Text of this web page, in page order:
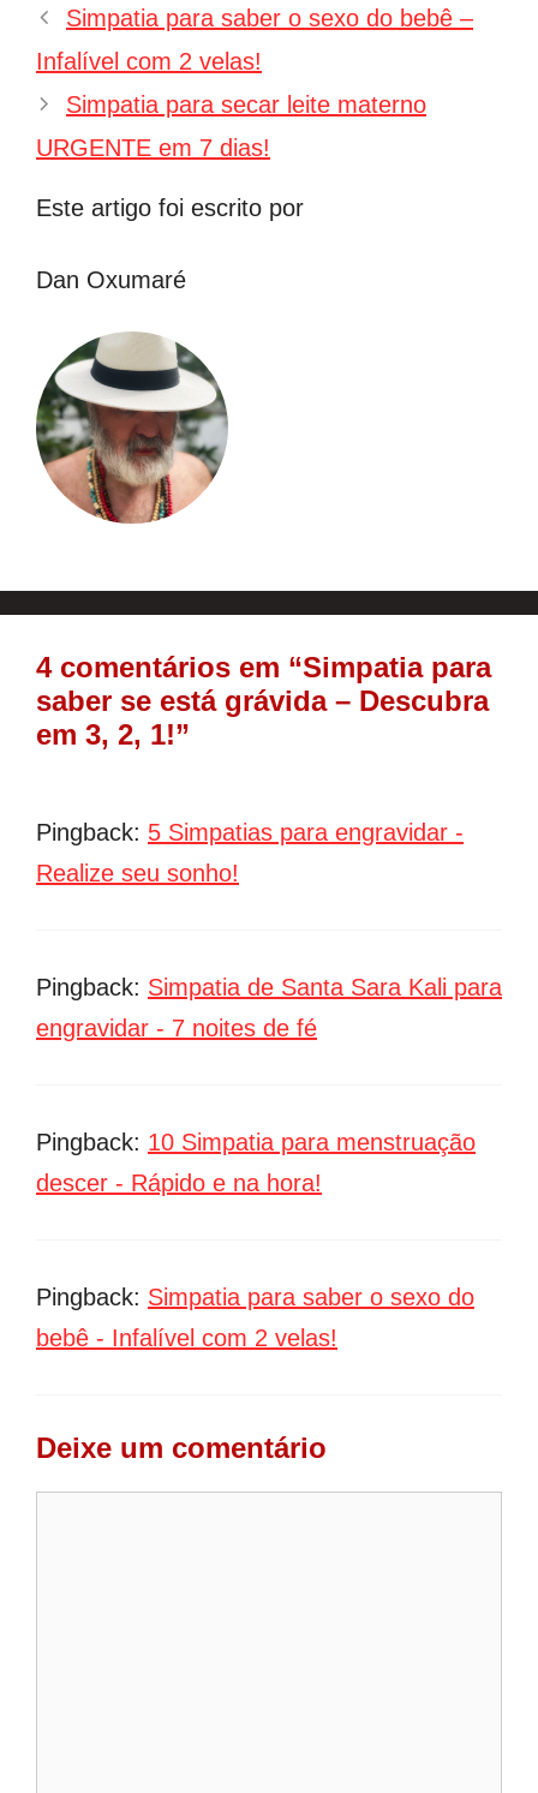
Navegação
de
Simpatia para saber o sexo do bebê –
Infalível com 2 velas!
Simpatia para secar leite materno
URGENTE em 7 dias!
Este artigo foi escrito por
Dan Oxumaré
4 comentários em “Simpatia para
saber se está grávida – Descubra
em 3, 2, 1!”
Pingback: 5 Simpatias para engravidar -
Realize seu sonho!
Pingback: Simpatia de Santa Sara Kali para
engravidar - 7 noites de fé
Pingback: 10 Simpatia para menstruação
descer - Rápido e na hora!
Pingback: Simpatia para saber o sexo do
bebê - Infalível com 2 velas!
Deixe um comentário